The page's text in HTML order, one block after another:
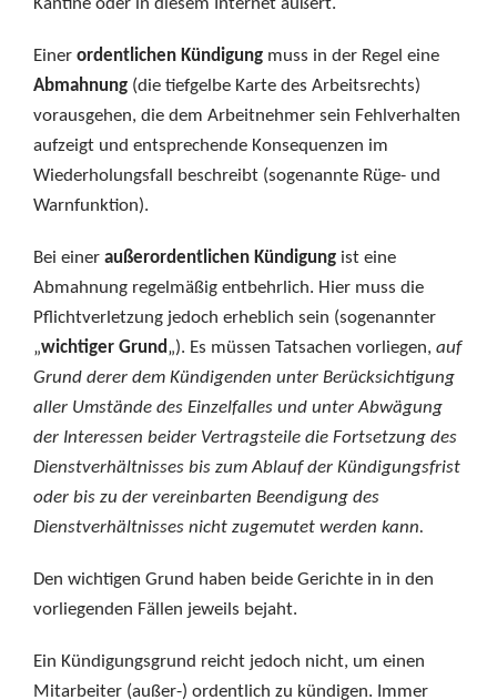
Kantine oder in diesem Internet äußert.
Einer ordentlichen Kündigung muss in der Regel eine
Abmahnung (die tiefgelbe Karte des Arbeitsrechts)
vorausgehen, die dem Arbeitnehmer sein Fehlverhalten
aufzeigt und entsprechende Konsequenzen im
Wiederholungsfall beschreibt (sogenannte Rüge- und
Warnfunktion).
Bei einer außerordentlichen Kündigung ist eine
Abmahnung regelmäßig entbehrlich. Hier muss die
Pflichtverletzung jedoch erheblich sein (sogenannter
„wichtiger Grund„). Es müssen Tatsachen vorliegen, auf
Grund derer dem Kündigenden unter Berücksichtigung
aller Umstände des Einzelfalles und unter Abwägung
der Interessen beider Vertragsteile die Fortsetzung des
Dienstverhältnisses bis zum Ablauf der Kündigungsfrist
oder bis zu der vereinbarten Beendigung des
Dienstverhältnisses nicht zugemutet werden kann.
Den wichtigen Grund haben beide Gerichte in in den
vorliegenden Fällen jeweils bejaht.
Ein Kündigungsgrund reicht jedoch nicht, um einen
Mitarbeiter (außer-) ordentlich zu kündigen. Immer